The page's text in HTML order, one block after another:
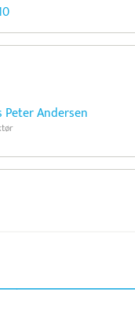
Peter Andersen